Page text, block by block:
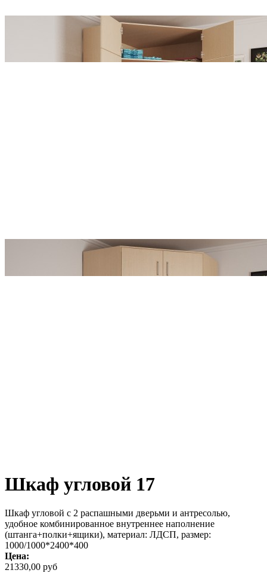
Шкаф угловой 17
Шкаф угловой с 2 распашными дверьми и антресолью,
удобное комбинированное внутреннее наполнение
(штанга+полки+ящики), материал: ЛДСП, размер:
1000/1000*2400*400
Цена:
21330,00 руб